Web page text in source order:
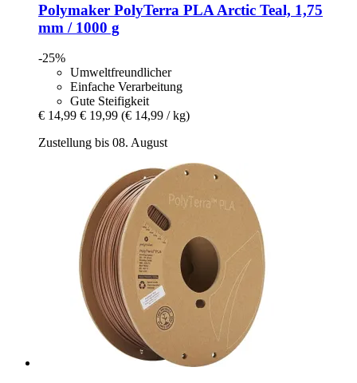
Polymaker PolyTerra PLA Arctic Teal, 1,75
mm / 1000 g
-25%
Umweltfreundlicher
Einfache Verarbeitung
Gute Steifigkeit
€ 14,99 € 19,99 (€ 14,99 / kg)
Zustellung bis 08. August